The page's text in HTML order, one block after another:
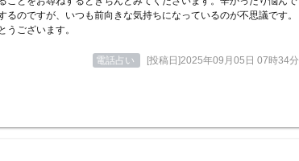
るのですが、いつも前向きな気持ちになっているのが不思議です。
うございます。
電話占い [投稿日]2025年09月05日 07時34分